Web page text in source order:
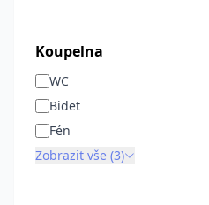
Koupelna
WC
Bidet
Fén
Zobrazit vše (3)